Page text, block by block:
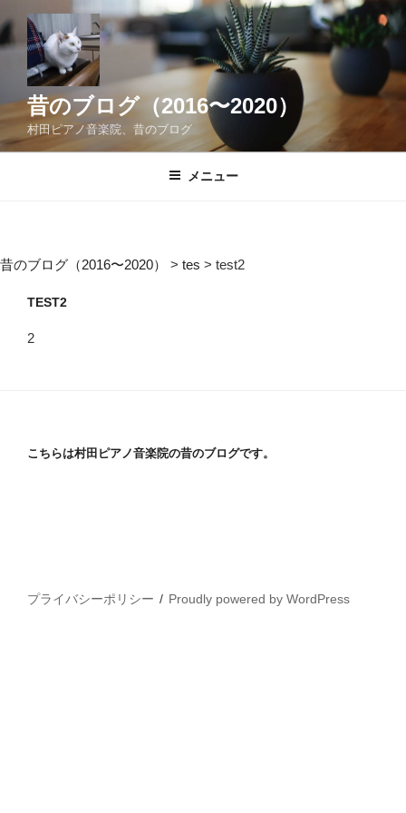
ン
テ
へ
ス
昔のブログ（2016〜2020）
村田ピアノ音楽院、昔のブログ
メニュー
昔のブログ（2016〜2020） > tes > test2
TEST2
2
こちらは村田ピアノ音楽院の昔のブログです。
プライバシーポリシー Proudly powered by WordPress